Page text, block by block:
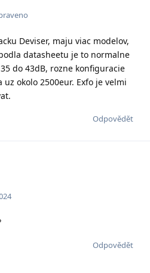
Deviser, maju viac modelov,
datasheetu je to normalne
do 43dB, rozne konfiguracie
okolo 2500eur. Exfo je velmi
Odpovědět
Odpovědět